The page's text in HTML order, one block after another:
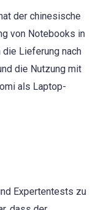
der chinesische
von Notebooks in
Lieferung nach
die Nutzung mit
als Laptop-
Expertentests zu